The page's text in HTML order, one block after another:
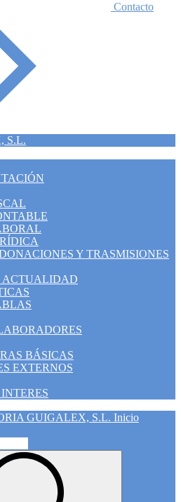
Contacto
Y TRASMISIONES
ACTUALIDAD
BÁSICAS
EXTERNOS
Inicio